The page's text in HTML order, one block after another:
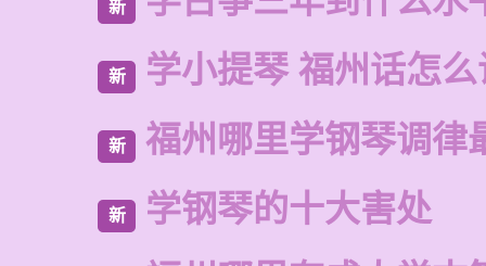
新
新 学小提琴 福州话怎
新 福州哪里学钢琴调律
新
学钢琴的十大害处